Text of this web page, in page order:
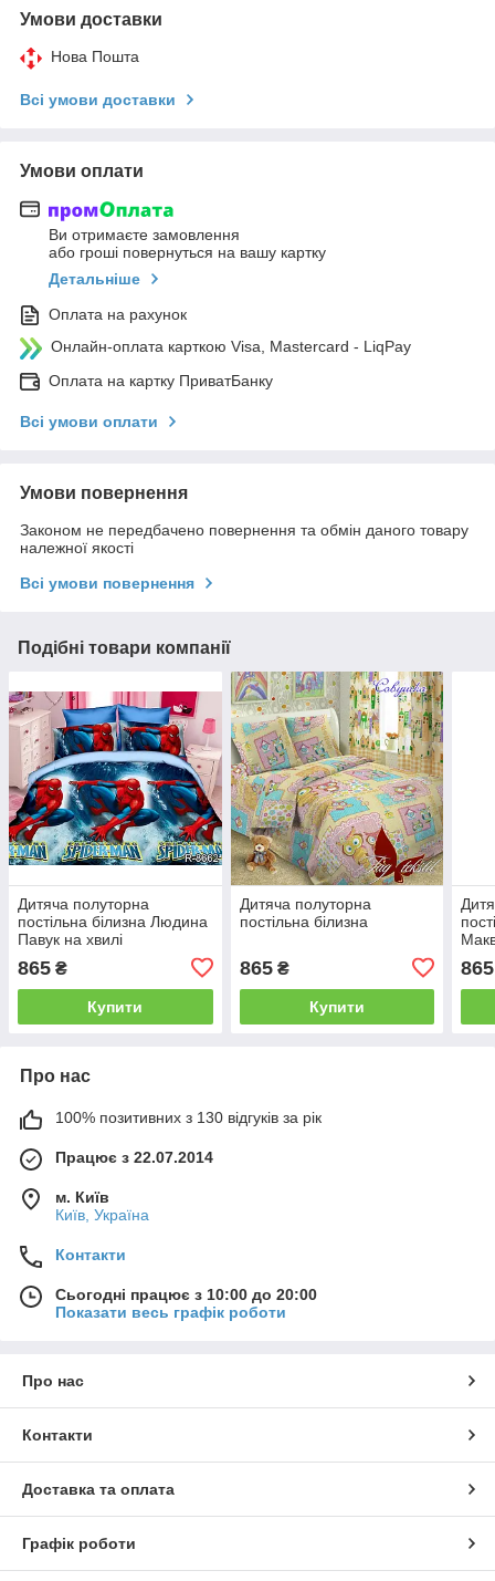
Умови доставки
Нова Пошта
Всі умови доставки
Умови оплати
Ви отримаєте замовлення
або гроші повернуться на вашу картку
Детальніше
Оплата на рахунок
Онлайн-оплата карткою Visa, Mastercard - LiqPay
Оплата на картку ПриватБанку
Всі умови оплати
Умови повернення
Законом не передбачено повернення та обмін даного товару
належної якості
Всі умови повернення
Подібні товари компанії
Дитяча полуторна
постільна білизна Людина
Павук на хвилі
865 ₴
Купити
Дитяча полуторна
постільна білизна
865₴
Купити
865
Про нас
100% позитивних з 130 відгуків за рік
Працює з 22.07.2014
м. Київ
Київ, Україна
Контакти
Сьогодні працює з 10:00 до 20:00
Показати весь графік роботи
Про нас
Контакти
Доставка та оплата
Графік роботи